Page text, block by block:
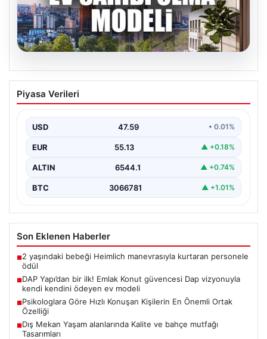
DAP Yapı’dan bir ilk! Emlak Konut
güvencesi Dap vizyonuyla kendi
Piyasa Verileri
USD 47.59 • 0.01%
EUR 55.13 ▲ +0.18%
ALTIN 6544.1 ▲ +0.74%
BTC 3066781 ▲ +1.01%
Son Eklenen Haberler
■2 yaşındaki bebeği Heimlich manevrasıyla kurtaran personele
ödül
■DAP Yapı’dan bir ilk! Emlak Konut güvencesi Dap vizyonuyla
kendi kendini ödeyen ev modeli
■Psikologlara Göre Hızlı Konuşan Kişilerin En Önemli Ortak
Özelliği
■Dış Mekan Yaşam alanlarında Kalite ve bahçe mutfağı
Tasarımları